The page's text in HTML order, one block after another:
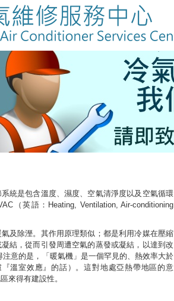
統是包含溫度、濕度、空氣清淨度以及空氣循環
（英語：Heating, Ventilation, Air-conditioning
及除溼。其作用原理類似；都是利用冷媒在壓縮
結，從而引發周遭空氣的蒸發或凝結，以達到改
意的是，「暖氣機」是一個罕見的、熱效率大於
溫室效應』的話）。這對地處亞熱帶地區的意
來得有建設性。